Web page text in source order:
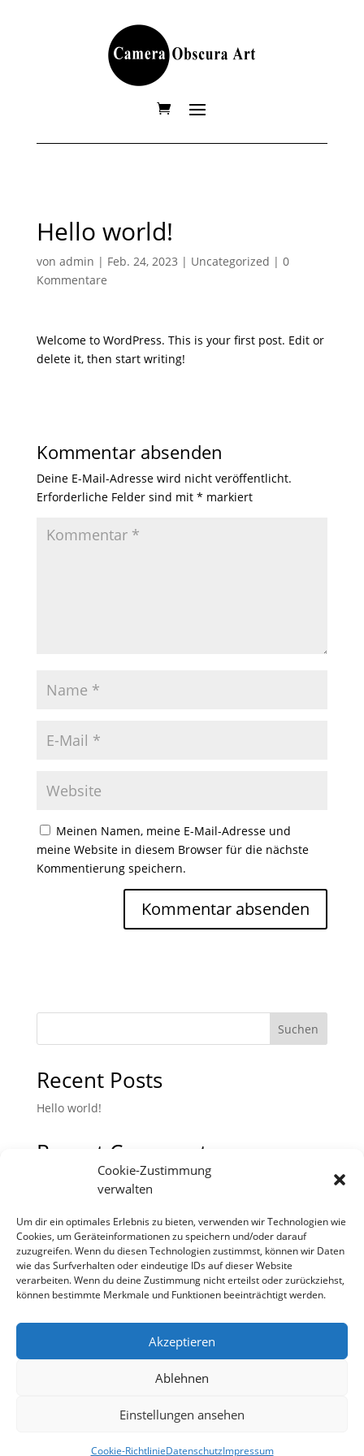
Cookie-Zustimmung
verwalten
Um dir ein optimales Erlebnis zu bieten, verwenden wir Technologien wie
Cookies, um Geräteinformationen zu speichern und/oder darauf
zuzugreifen. Wenn du diesen Technologien zustimmst, können wir Daten
wie das Surfverhalten oder eindeutige IDs auf dieser Website
verarbeiten. Wenn du deine Zustimmung nicht erteilst oder zurückziehst,
können bestimmte Merkmale und Funktionen beeinträchtigt werden.
Akzeptieren
Ablehnen
Einstellungen ansehen
Cookie-RichtlinieDatenschutzImpressum
Hello world!
von admin | Feb. 24, 2023 | Uncategorized | 0
Kommentare
Welcome to WordPress. This is your first post. Edit or
delete it, then start writing!
Kommentar absenden
Deine E-Mail-Adresse wird nicht veröffentlicht.
Erforderliche Felder sind mit * markiert
Meinen Namen, meine E-Mail-Adresse und
meine Website in diesem Browser für die nächste
Kommentierung speichern.
Suchen
Recent Posts
Hello world!
Recent Comments
Es sind keine Kommentare vorhanden.
Bestellvorgang
Impressum